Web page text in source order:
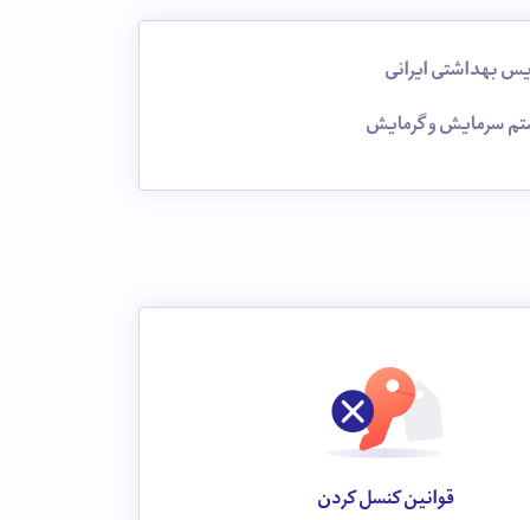
بهداشتی ایرانی
سرمایش و گرمایش
قوانین کنسل کردن